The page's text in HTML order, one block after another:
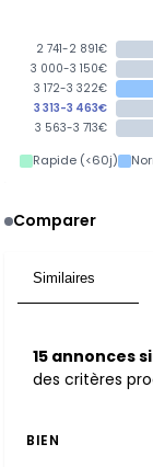
2 741-2 891€
3 000-3 150€
3 172-3 322€
3 313-3 463€
3 563-3 713€
Rapide (<60j)
Comparer
Similaires
15 annonces
des critères
BIEN